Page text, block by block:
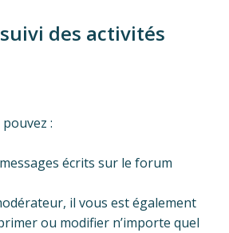
des activités
:
écrits sur le forum
il vous est également
ou modifier n’importe quel